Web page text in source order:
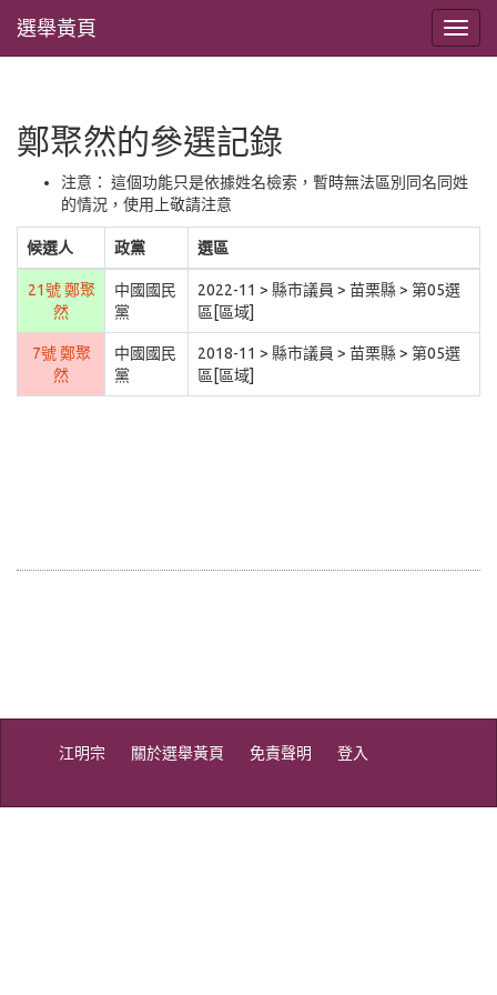
選舉黃頁
鄭聚然的參選記錄
注意： 這個功能只是依據姓名檢索，暫時無法區別同名同姓
的情況，使用上敬請注意
候選人 政黨 選區
21號 鄭聚
然
中國國民
黨
2022-11 > 縣市議員 > 苗栗縣 > 第05選
區[區域]
7號 鄭聚
然
中國國民
黨
2018-11 > 縣市議員 > 苗栗縣 > 第05選
區[區域]
江明宗 關於選舉黃頁 免責聲明 登入